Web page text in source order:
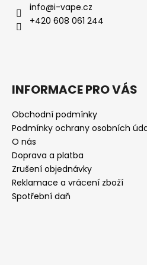
info@i-vape.cz
+420 608 061 244
INFORMACE PRO VÁS
Obchodní podmínky
Podmínky ochrany osobních
O nás
Doprava a platba
Zrušení objednávky
Reklamace a vrácení zboží
Spotřební daň